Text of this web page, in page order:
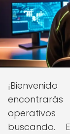
buscando.